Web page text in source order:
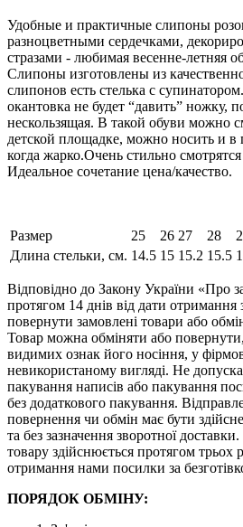
Удобные и практичные слипоны
разноцветными сердечками,
стразами - любимая весенне-летняя
Слипоны изготовлены из
слипонов есть стелька с
окантовка не будет “давить” ножку,
нескользящая. В такой обуви можно
детской площадке, можно носить и в
когда жарко.Очень стильно
Идеальное сочетание цена/качество.
Размер 25 26 27 28
Длина стельки, см. 14.5 15 15.2 15.5
Відповідно до Закону України «Про
протягом 14 днів від дати
повернути замовлені товари або
Товар можна обміняти або повернути,
видимих ​​ознак його носіння, у
невикористаному вигляді. Не
пакування написів або пакування
без додаткового пакування.
повернення чи обмін має бути
та без зазначення зворотної
товару здійснюється протягом трьох
отримання нами посилки за
ПОРЯДОК ОБМІНУ: